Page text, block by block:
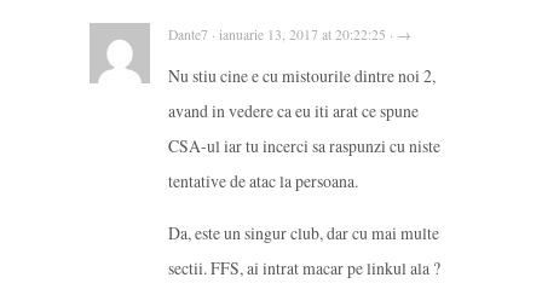
Dante7 · ianuarie 13, 2017 at 20:22:25 · →
Nu stiu cine e cu mistourile dintre noi 2,
avand in vedere ca eu iti arat ce spune
CSA-ul iar tu incerci sa raspunzi cu niste
tentative de atac la persoana.
Da, este un singur club, dar cu mai multe
sectii. FFS, ai intrat macar pe linkul ala ?